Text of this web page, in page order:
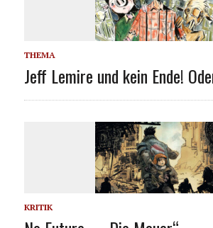
THEMA
Jeff Lemire und kein Ende!
KRITIK